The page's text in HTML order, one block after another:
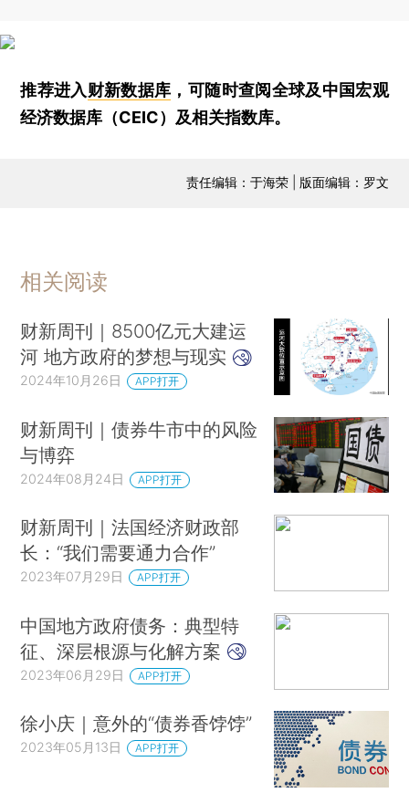
推荐进入财新数据库 ，可随时查阅全球及中国宏观
经济数据库（CEIC）及相关指数库。
责任编辑：于海荣 | 版面编辑：罗文
相关阅读
财新周刊｜8500亿元大建运
河 地方政府的梦想与现实
2024年10月26日 APP打开
财新周刊｜债券牛市中的风险
与博弈
2024年08月24日 APP打开
财新周刊｜法国经济财政部
长：“我们需要通力合作”
2023年07月29日 APP打开
中国地方政府债务：典型特
征、深层根源与化解方案
2023年06月29日 APP打开
徐小庆｜意外的“债券香饽饽”
2023年05月13日 APP打开